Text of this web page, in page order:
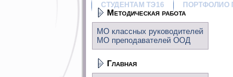
СТУДЕНТАМ ТЭ16
ПОРТФОЛИО
Методическая работа
МО классных руководителей
МО преподавателей ООД
Главная